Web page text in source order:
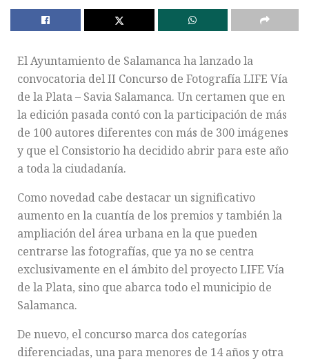
El Ayuntamiento de Salamanca ha lanzado la
convocatoria del II Concurso de Fotografía LIFE Vía
de la Plata – Savia Salamanca. Un certamen que en
la edición pasada contó con la participación de más
de 100 autores diferentes con más de 300 imágenes
y que el Consistorio ha decidido abrir para este año
a toda la ciudadanía.
Como novedad cabe destacar un significativo
aumento en la cuantía de los premios y también la
ampliación del área urbana en la que pueden
centrarse las fotografías, que ya no se centra
exclusivamente en el ámbito del proyecto LIFE Vía
de la Plata, sino que abarca todo el municipio de
Salamanca.
De nuevo, el concurso marca dos categorías
diferenciadas, una para menores de 14 años y otra